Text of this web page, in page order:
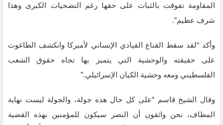
المقاومة تفوقت بالثبات على حقها رغم التضحيات الكبرى وهذا
شرف عظيم”.
وأكد “لقد سقط القناع القيادي الإنساني لأميركا وانكشف الطاغوت
على حقيقته والوحشية التي يتميز بها تجاه ‏حقوق ‏الشعب
الفلسطيني ومعه وحشية الكيان الإسرائيلي.”
وقال الشيخ قاسم “على كل حال هذه جولة، والجولة ليست نهاية
المطاف، نحن واثقون أن النصر سيكون للمؤمنين بهذه ‏القضية